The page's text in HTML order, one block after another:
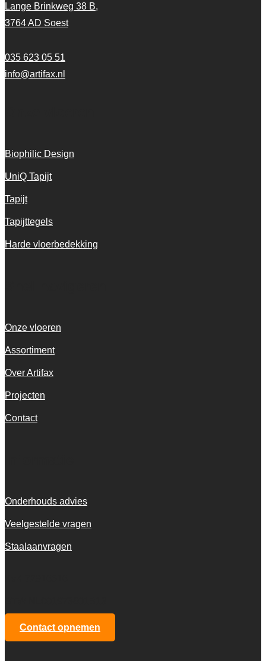
Lange Brinkweg 38 B,
3764 AD Soest
035 623 05 51
info@artifax.nl
Biophilic Design
UniQ Tapijt
Tapijt
Tapijttegels
Harde vloerbedekking
Onze vloeren
Assortiment
Over Artifax
Projecten
Contact
Onderhouds advies
Veelgestelde vragen
Staalaanvragen
Contact opnemen